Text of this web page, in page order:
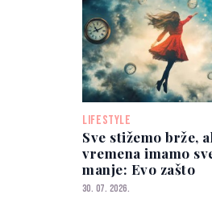
LIFESTYLE
Sve stižemo brže,
vremena imamo
manje: Evo zašto
30. 07. 2026.